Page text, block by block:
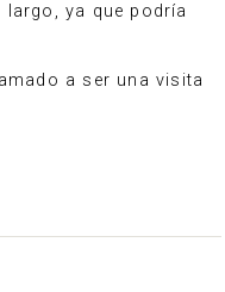
ya que podría
a ser una visita